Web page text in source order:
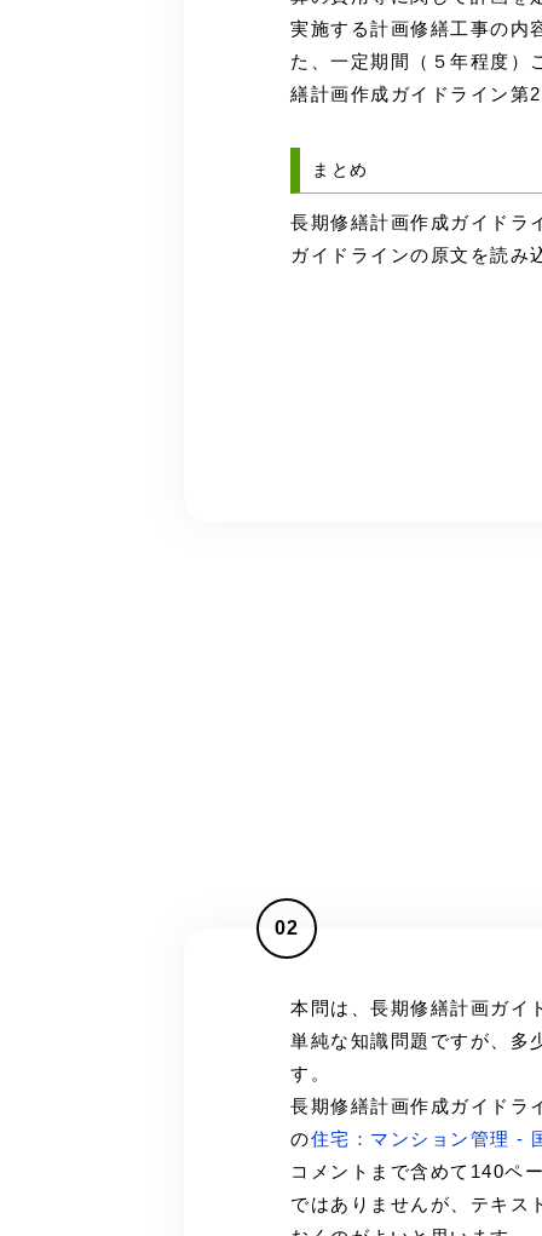
実施する計画修繕工事の内
た、一定期間（５年程度）
繕計画作成ガイドライン第
まとめ
長期修繕計画作成ガイドラ
ガイドラインの原文を読み
02
本問は、長期修繕計画ガイ
単純な知識問題ですが、多
す。
長期修繕計画作成ガイドラ
の住宅：マンション管理 -
コメントまで含めて140ペ
ではありませんが、テキス